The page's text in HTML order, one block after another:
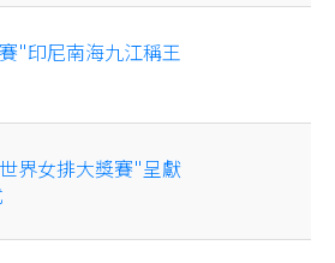
"印尼南海九江稱王
界女排大獎賽"呈獻